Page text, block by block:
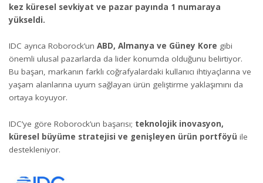
kez küresel sevkiyat ve pazar payında 1 numaraya
yükseldi.
IDC ayrıca Roborock’un ABD, Almanya ve Güney Kore gibi
önemli ulusal pazarlarda da lider konumda olduğunu belirtiyor.
Bu başarı, markanın farklı coğrafyalardaki kullanıcı ihtiyaçlarına ve
yaşam alanlarına uyum sağlayan ürün geliştirme yaklaşımını da
ortaya koyuyor.
IDC’ye göre Roborock’un başarısı; teknolojik inovasyon,
küresel büyüme stratejisi ve genişleyen ürün portföyü ile
destekleniyor.